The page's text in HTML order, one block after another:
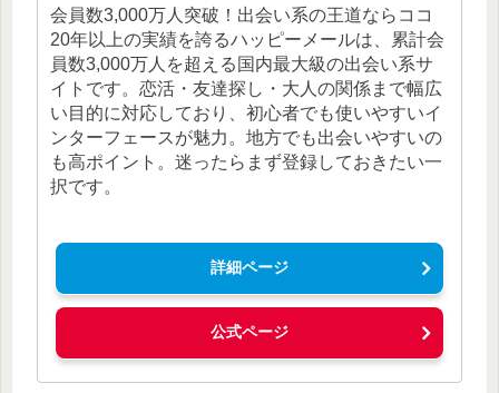
会員数3,000万人突破！出会い系の王道ならココ
20年以上の実績を誇るハッピーメールは、累計会
員数3,000万人を超える国内最大級の出会い系サ
イトです。恋活・友達探し・大人の関係まで幅広
い目的に対応しており、初心者でも使いやすいイ
ンターフェースが魅力。地方でも出会いやすいの
も高ポイント。迷ったらまず登録しておきたい一
択です。
詳細ページ
公式ページ